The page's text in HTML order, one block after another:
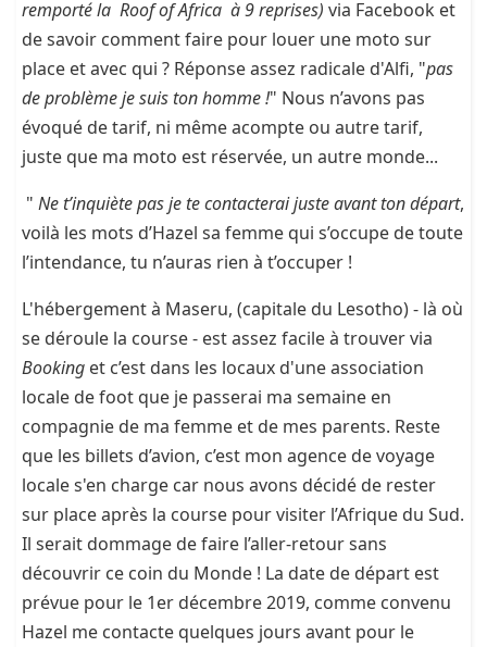
remporté la Roof of Africa à 9 reprises) via Facebook et
de savoir comment faire pour louer une moto sur
place et avec qui ? Réponse assez radicale d'Alfi, "pas
de problème je suis ton homme !" Nous n’avons pas
évoqué de tarif, ni même acompte ou autre tarif,
juste que ma moto est réservée, un autre monde...
" Ne t’inquiète pas je te contacterai juste avant ton départ,
voilà les mots d’Hazel sa femme qui s’occupe de toute
l’intendance, tu n’auras rien à t’occuper !
L'hébergement à Maseru, (capitale du Lesotho) - là où
se déroule la course - est assez facile à trouver via
Booking et c’est dans les locaux d'une association
locale de foot que je passerai ma semaine en
compagnie de ma femme et de mes parents. Reste
que les billets d’avion, c’est mon agence de voyage
locale s'en charge car nous avons décidé de rester
sur place après la course pour visiter l’Afrique du Sud.
Il serait dommage de faire l’aller-retour sans
découvrir ce coin du Monde ! La date de départ est
prévue pour le 1er décembre 2019, comme convenu
Hazel me contacte quelques jours avant pour le